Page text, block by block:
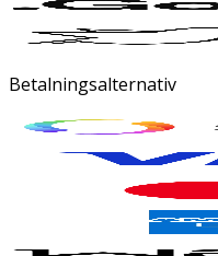
Betalningsalternativ